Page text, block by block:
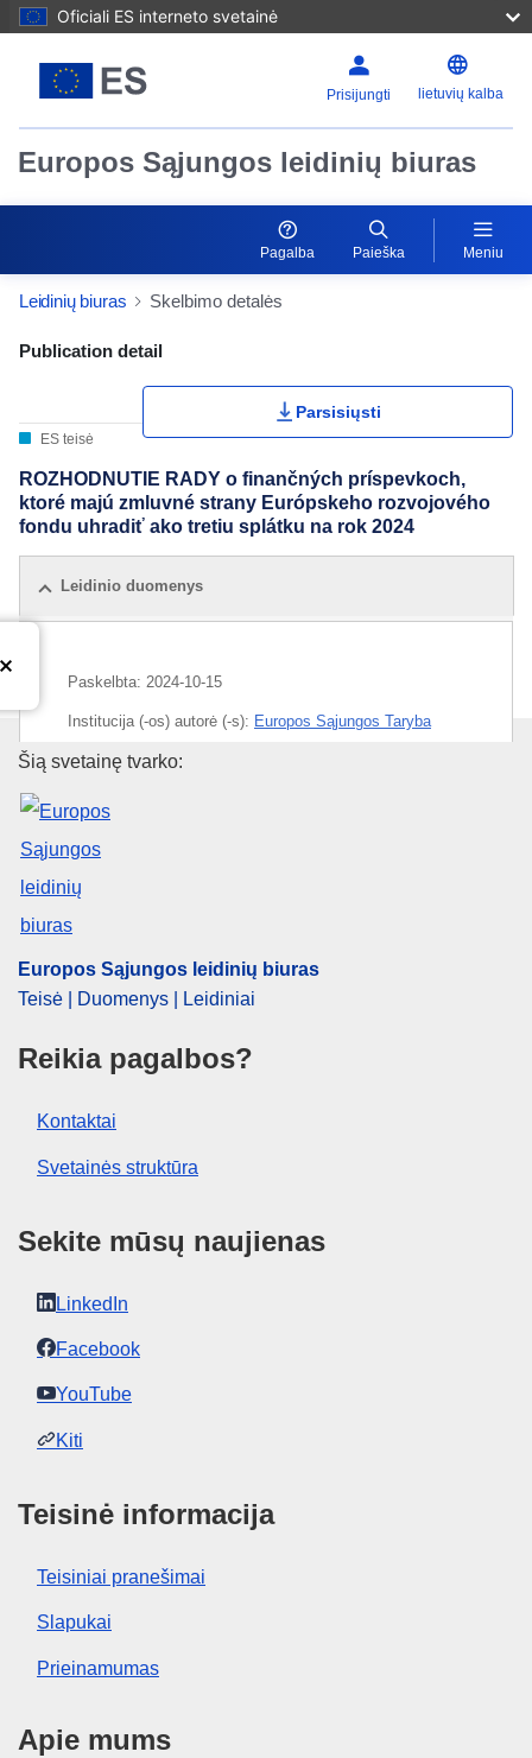
Oficiali ES interneto svetainė
Prisijungti lietuvių kalba
Europos Sąjungos leidinių biuras
Pagalba Paieška Meniu
Leidinių biuras Skelbimo detalės
Publication Detail Actions Portlet
Publication detail
ES teisė
Parsisiųsti
ROZHODNUTIE RADY o finančných príspevkoch,
ktoré majú zmluvné strany Európskeho rozvojového
fondu uhradiť ako tretiu splátku na rok 2024
Leidinio duomenys
Paskelbta: 2024-10-15
Institucija (-os) autorė (-s): Europos Sąjungos Taryba
IMMC : ST 14164 2024 INIT
Europos Sąjungos leidinių
Šią svetainę tvarko:
Europos Sąjungos leidinių biuras
Teisė | Duomenys | Leidiniai
Reikia pagalbos?
Kontaktai
Svetainės struktūra
Sekite mūsų naujienas
LinkedIn
Facebook
YouTube
Kiti
Teisinė informacija
Teisiniai pranešimai
Slapukai
Prieinamumas
Apie mums